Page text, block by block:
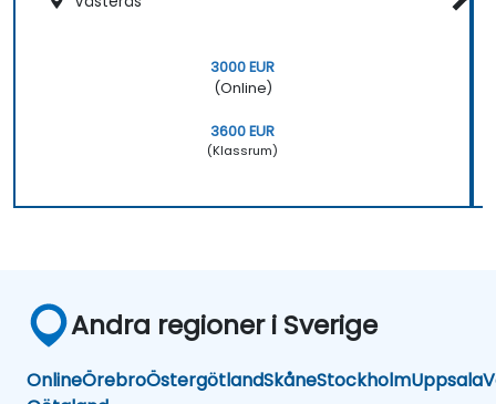
3000 EUR
(Online)
3600 EUR
(Klassrum)
Andra regioner i Sverige
OnlineÖrebroÖstergötlandSkåneStockholmUppsala